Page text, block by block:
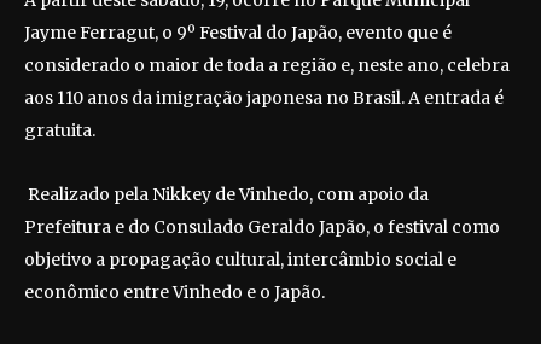
Jayme Ferragut, o 9º Festival do Japão, evento que é
considerado o maior de toda a região e, neste ano, celebra
aos 110 anos da imigração japonesa no Brasil. A entrada é
gratuita.
Realizado pela Nikkey de Vinhedo, com apoio da
Prefeitura e do Consulado Geraldo Japão, o festival como
objetivo a propagação cultural, intercâmbio social e
econômico entre Vinhedo e o Japão.